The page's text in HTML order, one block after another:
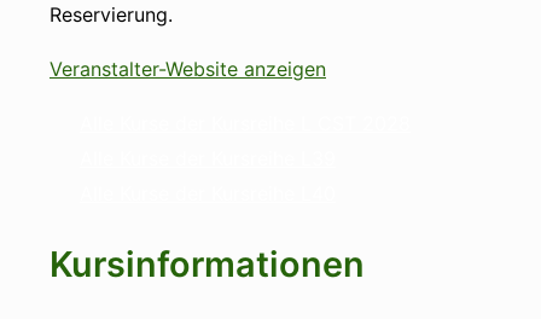
Reservierung.
Veranstalter-Website anzeigen
Kursinformationen